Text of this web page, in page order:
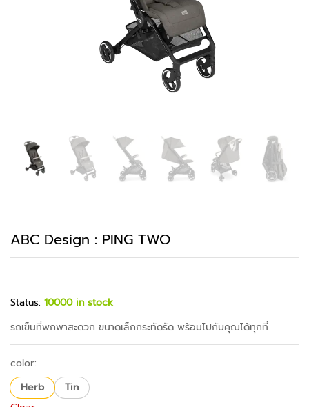
ABC Design : PING TWO
Status: 10000 in stock
รถเข็นที่พกพาสะดวก ขนาดเล็กกระทัดรัด พร้อมไปกับคุณได้ทุกที่
color:
Herb
Tin